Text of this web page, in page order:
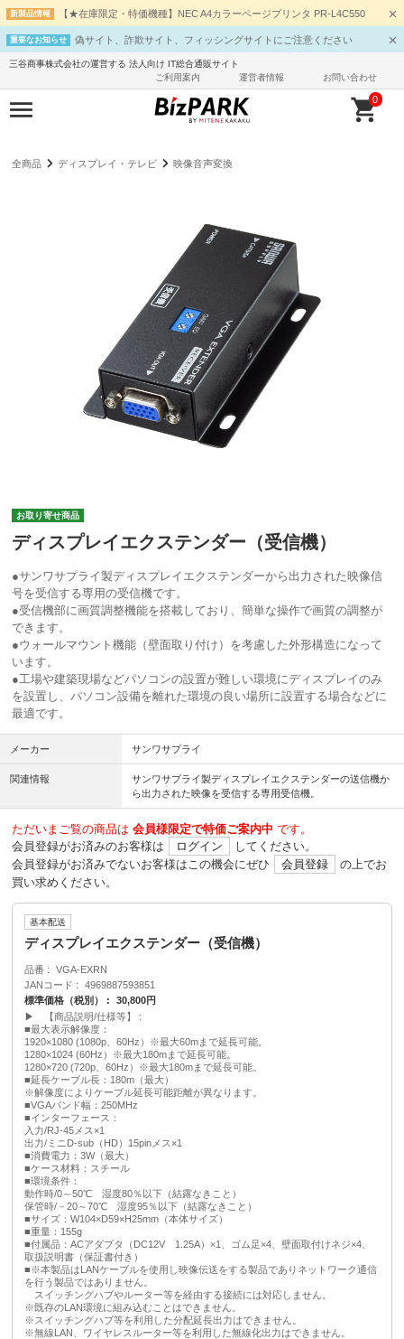
新製品情報 【★在庫限定・特価機種】NEC A4カラーページプリンタ PR-L4C550
重要なお知らせ 偽サイト、詐欺サイト、フィッシングサイトにご注意ください
三谷商事株式会社の運営する 法人向け IT総合通販サイト
ご利用案内
運営者情報 お問い合わせ
0
全商品 ディスプレイ・テレビ 映像音声変換
お取り寄せ商品
ディスプレイエクステンダー（受信機）
●サンワサプライ製ディスプレイエクステンダーから出力された映像信
号を受信する専用の受信機です。
●受信機部に画質調整機能を搭載しており、簡単な操作で画質の調整が
できます。
●ウォールマウント機能（壁面取り付け）を考慮した外形構造になって
います。
●工場や建築現場などパソコンの設置が難しい環境にディスプレイのみ
を設置し、パソコン設備を離れた環境の良い場所に設置する場合などに
最適です。
メーカー サンワサプライ
関連情報
サンワサプライ製ディスプレイエクステンダーの送信機か
ら出力された映像を受信する専用受信機。
ただいまご覧の商品は 会員様限定で特価ご案内中 です。
会員登録がお済みのお客様は
ログイン
してください。
会員登録がお済みでないお客様はこの機会にぜひ
会員登録
の上でお
買い求めください。
基本配送
ディスプレイエクステンダー（受信機）
品番
VGA-EXRN
JANコード
4969887593851
標準価格（税別）
30,800円
▶ 【商品説明/仕様等】
■最大表示解像度：
1920×1080 (1080p、60Hz）※最大60mまで延長可能。
1280×1024 (60Hz）※最大180mまで延長可能。
1280×720 (720p、60Hz）※最大180mまで延長可能。
■延長ケーブル長：180m（最大）
※解像度によりケーブル延長可能距離が異なります。
■VGAバンド幅：250MHz
■インターフェース：
入力/RJ-45メス×1
出力/ミニD-sub（HD）15pinメス×1
■消費電力：3W（最大）
■ケース材料：スチール
■環境条件：
動作時/0～50℃ 湿度80％以下（結露なきこと）
保管時/－20～70℃ 湿度95％以下（結露なきこと）
■サイズ：W104×D59×H25mm（本体サイズ）
■重量：155g
■付属品：ACアダプタ（DC12V 1.25A）×1、ゴム足×4、壁面取付けネジ×4、
取扱説明書（保証書付き）
■※本製品はLANケーブルを使用し映像伝送をする製品でありネットワーク通信
を行う製品ではありません。
スイッチングハブやルーター等を経由する接続には対応しません。
※既存のLAN環境に組み込むことはできません。
※スイッチングハブ等を利用した分配延長出力はできません。
※無線LAN、ワイヤレスルーター等を利用した無線化出力はできません。